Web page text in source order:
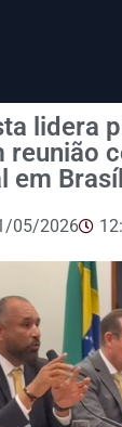
lidera
reunião
em
05/2026